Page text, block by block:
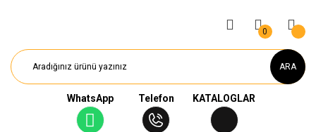
ARA
WhatsApp Telefon KATALOGLAR
0